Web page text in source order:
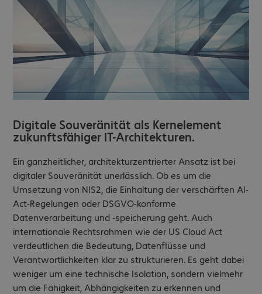
Digitale Souveränität als Kernelement
zukunftsfähiger IT-Architekturen.
Ein ganzheitlicher, architekturzentrierter Ansatz ist bei
digitaler Souveränität unerlässlich. Ob es um die
Umsetzung von NIS2, die Einhaltung der verschärften AI-
Act-Regelungen oder DSGVO-konforme
Datenverarbeitung und -speicherung geht. Auch
internationale Rechtsrahmen wie der US Cloud Act
verdeutlichen die Bedeutung, Datenflüsse und
Verantwortlichkeiten klar zu strukturieren. Es geht dabei
weniger um eine technische Isolation, sondern vielmehr
um die Fähigkeit, Abhängigkeiten zu erkennen und